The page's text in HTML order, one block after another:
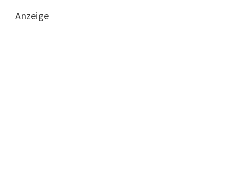
Anzeige